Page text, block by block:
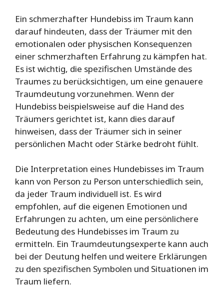
Ein schmerzhafter Hundebiss im Traum kann
darauf hindeuten, dass der Träumer mit den
emotionalen oder physischen Konsequenzen
einer schmerzhaften Erfahrung zu kämpfen hat.
Es ist wichtig, die spezifischen Umstände des
Traumes zu berücksichtigen, um eine genauere
Traumdeutung vorzunehmen. Wenn der
Hundebiss beispielsweise auf die Hand des
Träumers gerichtet ist, kann dies darauf
hinweisen, dass der Träumer sich in seiner
persönlichen Macht oder Stärke bedroht fühlt.
Die Interpretation eines Hundebisses im Traum
kann von Person zu Person unterschiedlich sein,
da jeder Traum individuell ist. Es wird
empfohlen, auf die eigenen Emotionen und
Erfahrungen zu achten, um eine persönlichere
Bedeutung des Hundebisses im Traum zu
ermitteln. Ein Traumdeutungsexperte kann auch
bei der Deutung helfen und weitere Erklärungen
zu den spezifischen Symbolen und Situationen im
Traum liefern.